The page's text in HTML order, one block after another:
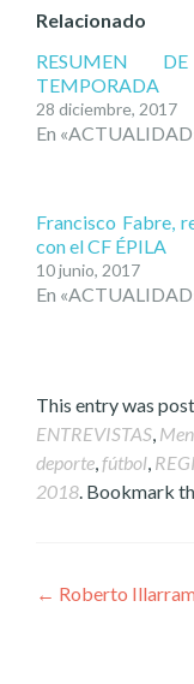
Relacionado
RESUMEN
TEMPORADA
28 diciembre, 2017
En
Francisco Fabre,
con el CF ÉPILA
10 junio, 2017
En
This entry was
ENTREVISTAS,
deporte,fútbol,
2018. Bookmark
Post
← Roberto